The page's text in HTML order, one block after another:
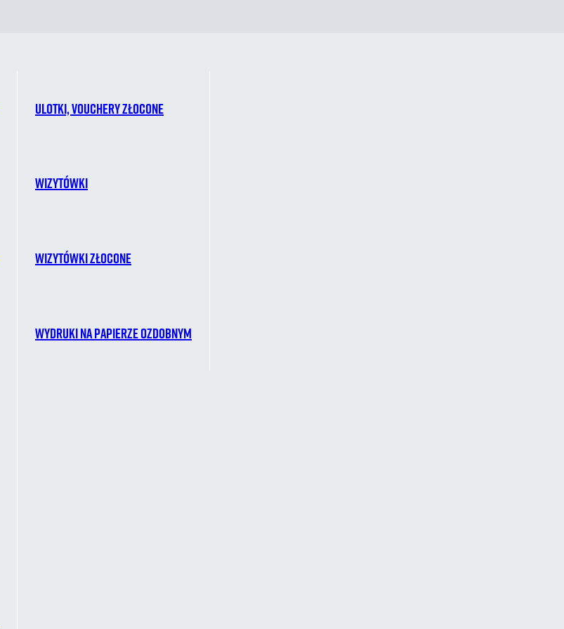
Ulotki, vouchery złocone
Wizytówki
Wizytówki złocone
Wydruki na papierze ozdobnym